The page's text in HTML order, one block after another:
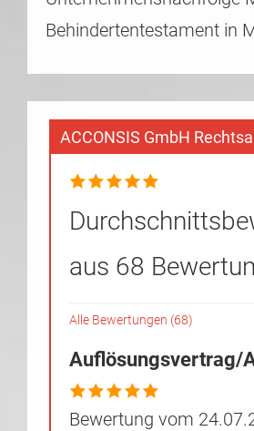
Behindertentestament in
ACCONSIS GmbH
aus 68
Alle Bewertungen (68)
Auflösungsvertrag/
Bewertung vom